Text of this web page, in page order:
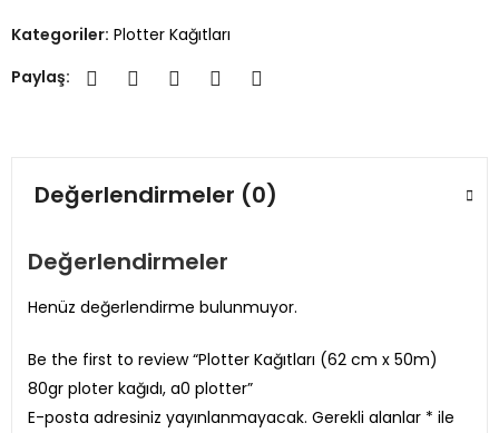
Kategoriler: Plotter Kağıtları
Paylaş:
Değerlendirmeler (0)
Değerlendirmeler
Henüz değerlendirme bulunmuyor.
Be the first to review “Plotter Kağıtları (62 cm x 50m)
80gr ploter kağıdı, a0 plotter”
E-posta adresiniz yayınlanmayacak. Gerekli alanlar * ile